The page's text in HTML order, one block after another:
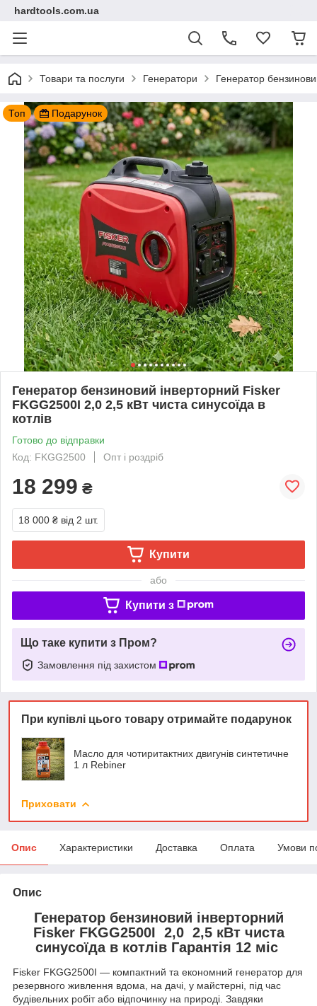
hardtools.com.ua
Товари та послуги Генератори Генератор
Топ Подарунок
Генератор бензиновий інверторний Fisker
FKGG2500I 2,0 2,5 кВт чиста синусоїда в
котлів
Готово до відправки
Код: FKGG2500
Опт і роздріб
18 299 ₴
18 000 ₴ від 2 шт.
Купити
або
Купити з
Що таке купити з Пром?
Замовлення під захистом
При купівлі цього товару отримайте подарунок
Масло для чотиритактних двигунів синтетичне
1 л Rebiner
Приховати
Опис Характеристики Доставка Оплата Умови
Опис
Генератор бензиновий інверторний
Fisker FKGG2500I 2,0 2,5 кВт чиста
синусоїда в котлів Гарантія 12 міс
Fisker FKGG2500I — компактний та економний генератор для
резервного живлення вдома, на дачі, у майстерні, під час
будівельних робіт або відпочинку на природі. Завдяки